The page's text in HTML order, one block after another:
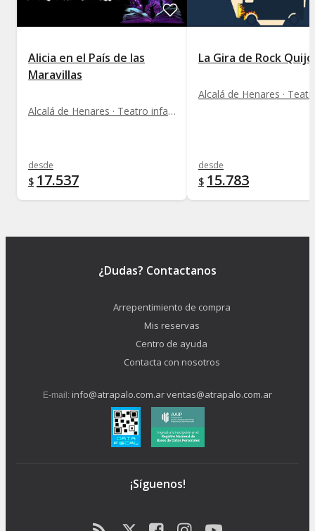
Alicia en el País de las
Maravillas
Alcalá de Henares · Teatro infantil
desde
$ 17.537
La Gira de Rock
desde
$ 15.783
¿Dudas? Contactanos
Arrepentimiento de compra
Mis reservas
Centro de ayuda
Contacta con nosotros
E-mail: info@atrapalo.com.arventas@atrapalo.com.ar
¡Síguenos!